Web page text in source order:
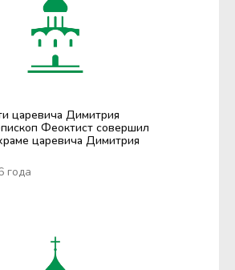
царевича Димитрия
Феоктист совершил
царевича Димитрия
года